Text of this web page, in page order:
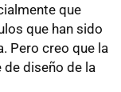
que
que han sido
Pero creo que la
diseño de la